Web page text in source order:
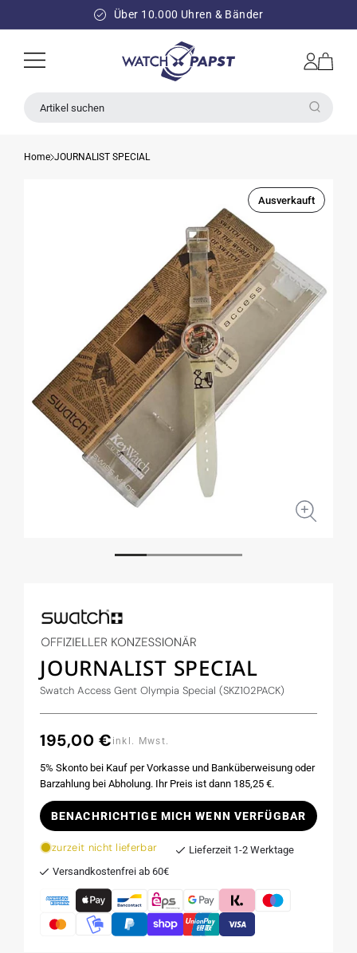
INHALT
Über 10.000 Uhren & Bänder
Einloggen
Warenkorb
Artikel suchen
Home JOURNALIST SPECIAL
Ausverkauft
JOURNALIST SPECIAL
Swatch Access Gent Olympia Special (SKZ102PACK)
Normaler
195,00 € inkl. Mwst.
5% Skonto bei Kauf per Vorkasse und Banküberweisung oder
Barzahlung bei Abholung. Ihr Preis ist dann 185,25 €.
BENACHRICHTIGE MICH WENN VERFÜGBAR
zurzeit nicht lieferbar
Lieferzeit 1-2 Werktage
Versandkostenfrei ab 60€